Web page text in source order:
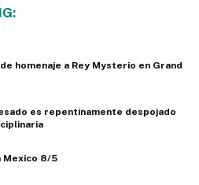
homenaje a Rey Mysterio en Grand
es repentinamente despojado
Mexico 8/5